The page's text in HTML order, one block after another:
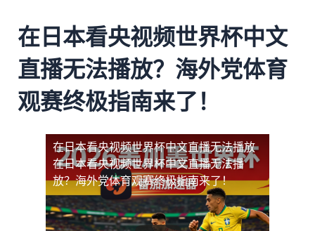
在日本看央视频世界杯中文
直播无法播放？海外党体育
观赛终极指南来了！
在日本看央视频世界杯中文直播无法播放
在日本看央视频世界杯中文直播无法播
放？海外党体育观赛终极指南来了！